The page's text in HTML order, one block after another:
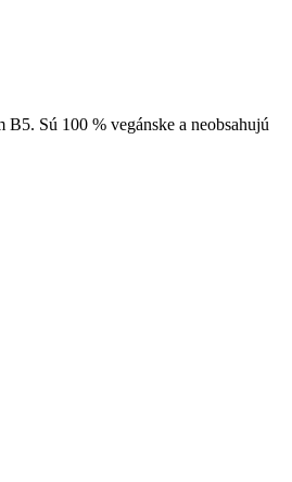
Sú 100 % vegánske a neobsahujú